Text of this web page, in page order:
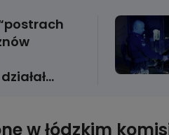
w łódzkim